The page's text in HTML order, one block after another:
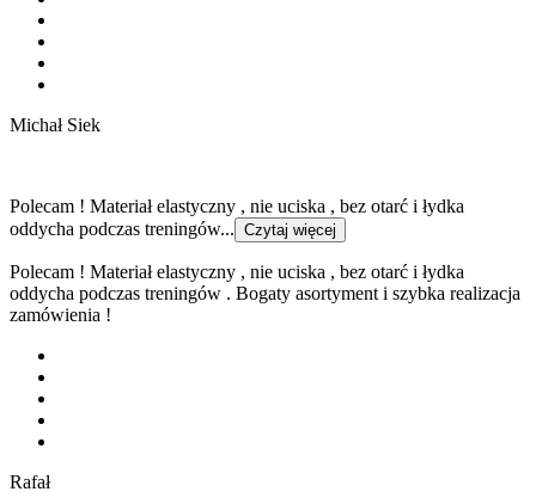
Michał Siek
Polecam ! Materiał elastyczny , nie uciska , bez otarć i łydka
oddycha podczas treningów... Czytaj więcej
Polecam ! Materiał elastyczny , nie uciska , bez otarć i łydka
oddycha podczas treningów . Bogaty asortyment i szybka realizacja
zamówienia !
Rafał